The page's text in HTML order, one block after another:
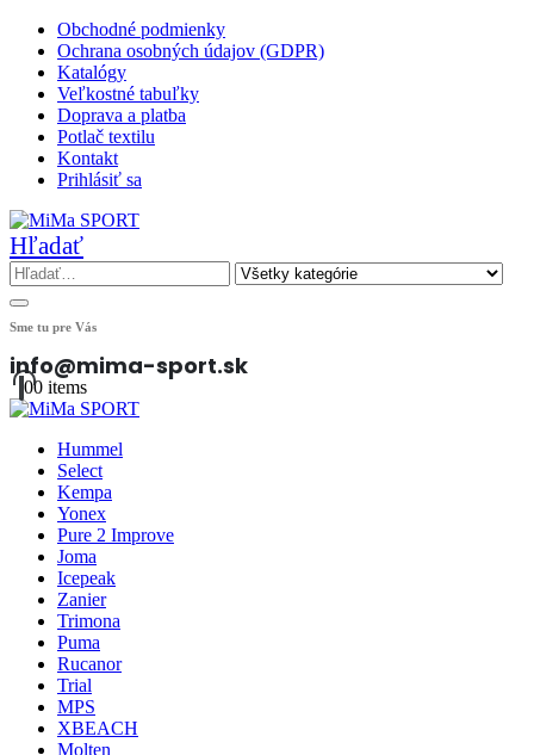
Obchodné podmienky
Ochrana osobných údajov (GDPR)
Katalógy
Veľkostné tabuľky
Doprava a platba
Potlač textilu
Kontakt
Prihlásiť sa
Hľadať
Sme tu pre Vás
info@mima-sport.sk
00 items
Hummel
Select
Kempa
Yonex
Pure 2 Improve
Joma
Icepeak
Zanier
Trimona
Puma
Rucanor
Trial
MPS
XBEACH
Molten